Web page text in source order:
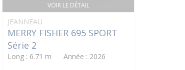
VOIR LE DÉTAIL
JEANNEAU
MERRY FISHER 695 SPORT
Série 2
Long : 6.71 m Année : 2026